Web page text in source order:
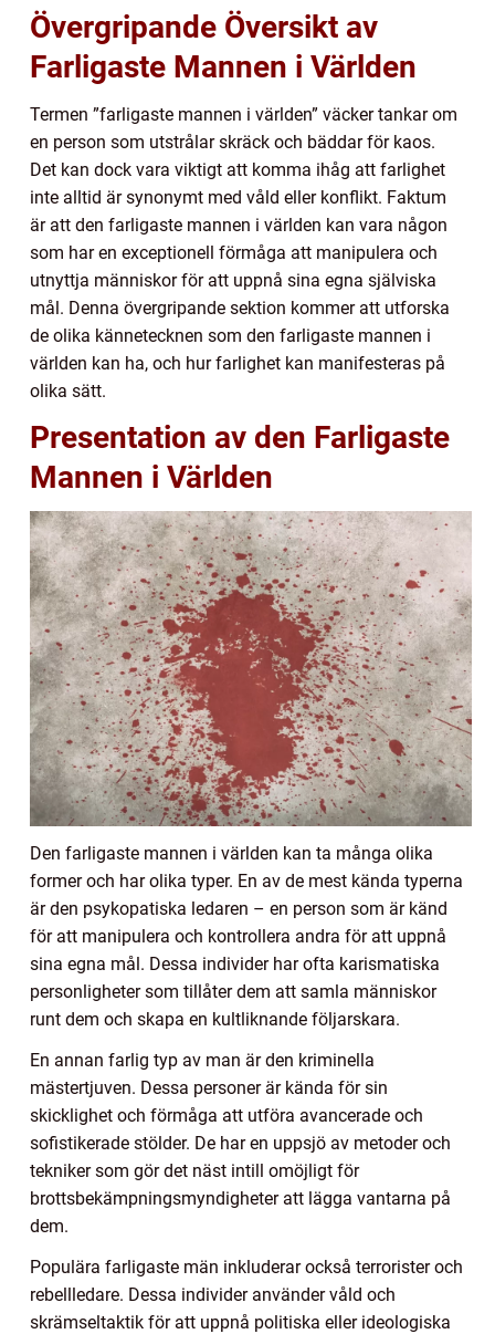
Övergripande Översikt av
Farligaste Mannen i Världen
Termen ”farligaste mannen i världen” väcker tankar om
en person som utstrålar skräck och bäddar för kaos.
Det kan dock vara viktigt att komma ihåg att farlighet
inte alltid är synonymt med våld eller konflikt. Faktum
är att den farligaste mannen i världen kan vara någon
som har en exceptionell förmåga att manipulera och
utnyttja människor för att uppnå sina egna själviska
mål. Denna övergripande sektion kommer att utforska
de olika kännetecknen som den farligaste mannen i
världen kan ha, och hur farlighet kan manifesteras på
olika sätt.
Presentation av den Farligaste
Mannen i Världen
Den farligaste mannen i världen kan ta många olika
former och har olika typer. En av de mest kända typerna
är den psykopatiska ledaren – en person som är känd
för att manipulera och kontrollera andra för att uppnå
sina egna mål. Dessa individer har ofta karismatiska
personligheter som tillåter dem att samla människor
runt dem och skapa en kultliknande följarskara.
En annan farlig typ av man är den kriminella
mästertjuven. Dessa personer är kända för sin
skicklighet och förmåga att utföra avancerade och
sofistikerade stölder. De har en uppsjö av metoder och
tekniker som gör det näst intill omöjligt för
brottsbekämpningsmyndigheter att lägga vantarna på
dem.
Populära farligaste män inkluderar också terrorister och
rebellledare. Dessa individer använder våld och
skrämseltaktik för att uppnå politiska eller ideologiska